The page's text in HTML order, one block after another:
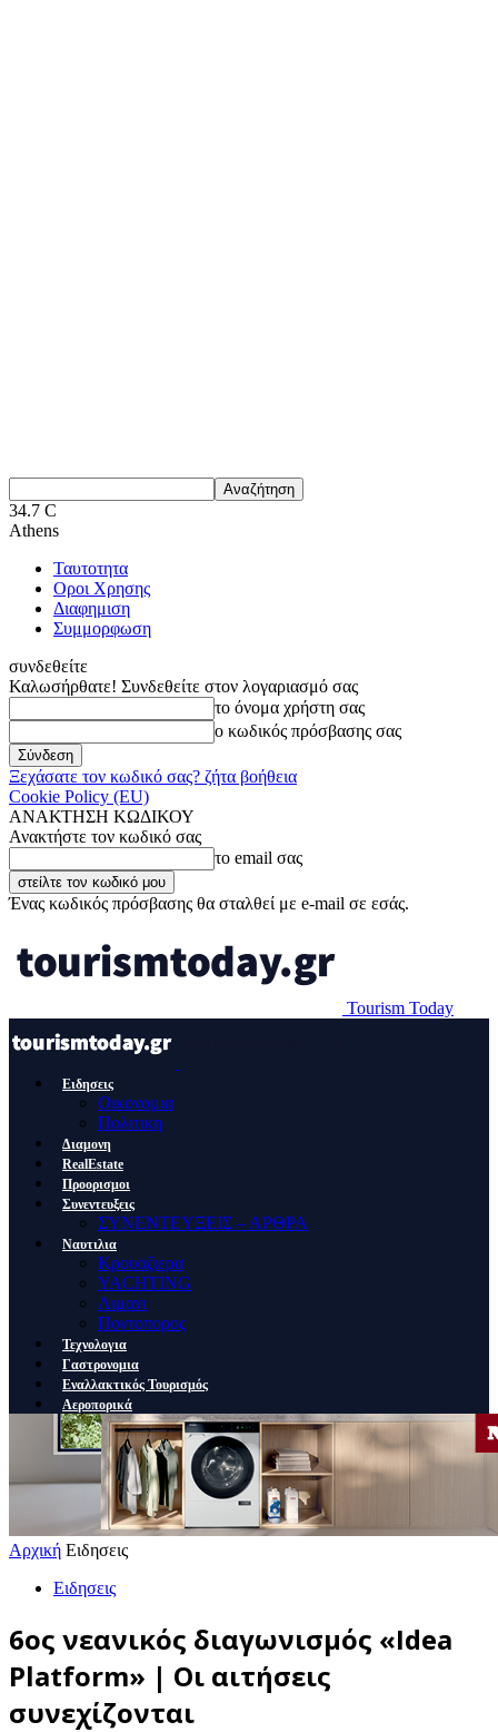
34.7 C
Athens
Ταυτοτητα
Οροι Χρησης
Διαφημιση
Συμμορφωση
συνδεθείτε
Καλωσήρθατε! Συνδεθείτε στον λογαριασμό σας
το όνομα χρήστη σας
ο κωδικός πρόσβασης σας
Ξεχάσατε τον κωδικό σας? ζήτα βοήθεια
Cookie Policy (EU)
ΑΝΑΚΤΗΣΗ ΚΩΔΙΚΟΥ
Ανακτήστε τον κωδικό σας
το email σας
Ένας κωδικός πρόσβασης θα σταλθεί με e-mail σε εσάς.
Tourism Today
Ειδησεις
Οικονομια
Πολιτικη
Διαμονη
RealEstate
Προορισμοι
Συνεντευξεις
ΣΥΝΕΝΤΕΥΞΕΙΣ – ΑΡΘΡΑ
Ναυτιλια
Κρουαζιερα
YACHTING
Λιμανι
Ποντοπορος
Τεχνολογια
Γαστρονομια
Εναλλακτικός Τουρισμός
Αεροπορικά
Αρχική Ειδησεις
Ειδησεις
6oς νεανικός διαγωνισμός «Idea
Platform» | Οι αιτήσεις
συνεχίζονται